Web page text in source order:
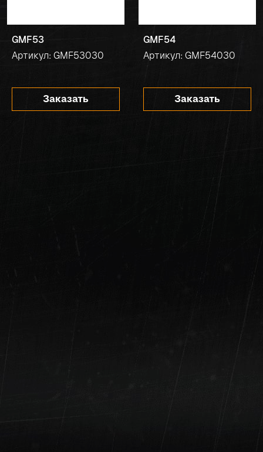
GMF53
Артикул: GMF53030
Заказать
GMF54
Артикул: GMF54030
Заказать